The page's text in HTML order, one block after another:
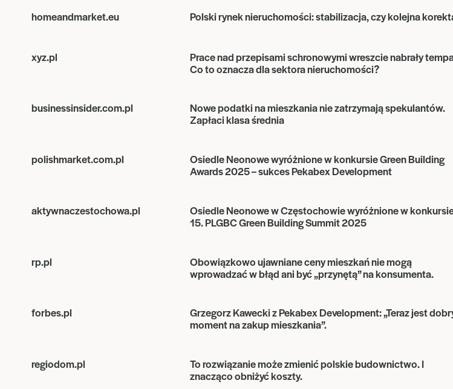
homeandmarket.eu Polski rynek nieruchomości: stabilizacja, czy kolejna
xyz.pl
Prace nad przepisami schronowymi wreszcie nabrały
Co to oznacza dla sektora nieruchomości?
businessinsider.com.pl
Nowe podatki na mieszkania nie zatrzymają spekulantów.
Zapłaci klasa średnia
polishmarket.com.pl
Osiedle Neonowe wyróżnione w konkursie Green Building
Awards 2025 – sukces Pekabex Development
aktywnaczestochowa.pl
Osiedle Neonowe w Częstochowie wyróżnione w
15. PLGBC Green Building Summit 2025
rp.pl
Obowiązkowo ujawniane ceny mieszkań nie mogą
wprowadzać w błąd ani być „przynętą” na konsumenta.
forbes.pl
Grzegorz Kawecki z Pekabex Development: „Teraz jest
moment na zakup mieszkania”.
regiodom.pl
To rozwiązanie może zmienić polskie budownictwo. I
znacząco obniżyć koszty.